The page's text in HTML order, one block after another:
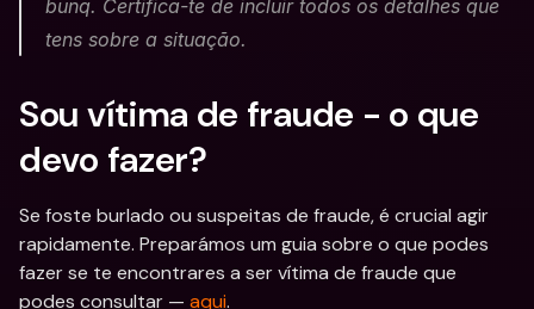
bunq. Certifica-te de incluir todos os detalhes que
tens sobre a situação.
Sou vítima de fraude - o que
devo fazer?
Se foste burlado ou suspeitas de fraude, é crucial agir
rapidamente. Preparámos um guia sobre o que podes
fazer se te encontrares a ser vítima de fraude que
podes consultar — aqui.